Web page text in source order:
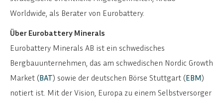
Worldwide, als Berater von Eurobattery.
Über Eurobattery Minerals
Eurobattery Minerals AB ist ein schwedisches
Bergbauunternehmen, das am schwedischen Nordic Growth
Market (BAT) sowie der deutschen Börse Stuttgart (EBM)
notiert ist. Mit der Vision, Europa zu einem Selbstversorger